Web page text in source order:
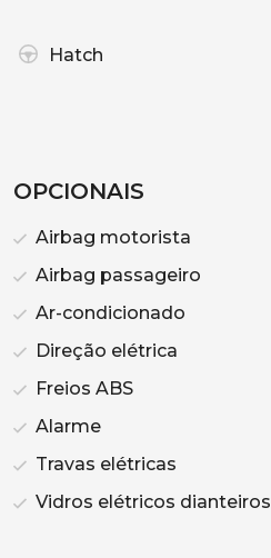
Hatch
OPCIONAIS
Airbag motorista
Airbag passageiro
Ar-condicionado
Direção elétrica
Freios ABS
Alarme
Travas elétricas
Vidros elétricos dianteiros